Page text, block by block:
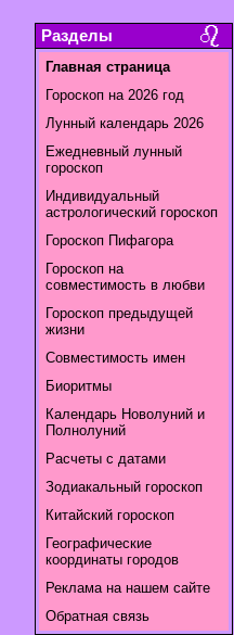
Разделы
Главная страница
Гороскоп на 2026 год
Лунный календарь 2026
Ежедневный лунный
гороскоп
Индивидуальный
астрологический гороскоп
Гороскоп Пифагора
Гороскоп на
совместимость в любви
Гороскоп предыдущей
жизни
Совместимость имен
Биоритмы
Календарь Новолуний и
Полнолуний
Расчеты с датами
Зодиакальный гороскоп
Китайский гороскоп
Географические
координаты городов
Реклама на нашем сайте
Обратная связь